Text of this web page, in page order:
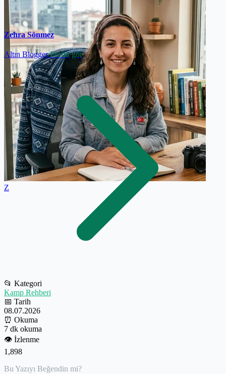
Z
Zehra Sönmez
Altın Blogger Profili gör
📂 Kategori
Kamp Rehberi
📅 Tarih
08.07.2026
⏰ Okuma
7 dk okuma
👁️ İzlenme
1,898
Bu Yazıyı Beğendin mi?